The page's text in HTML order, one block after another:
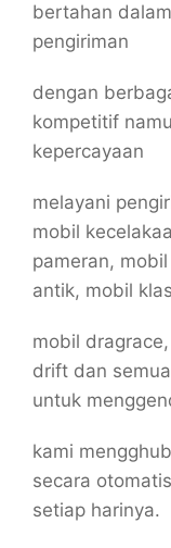
bertahan
pengiriman
dengan
kompetitif
kepercayaan
melayani
mobil
pameran,
antik, mobil
mobil
drift dan
untuk
kami
secara
setiap harinya.